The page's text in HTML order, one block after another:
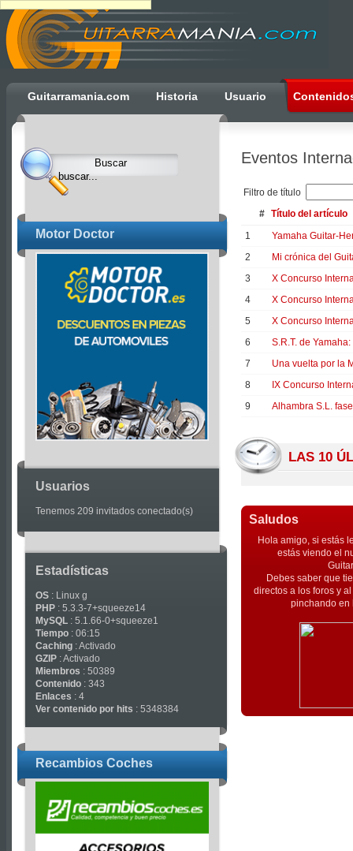
Guitarramania.com Historia Usuario
Motor Doctor
Usuarios
Tenemos 209 invitados conectado(s)
Estadísticas
OS : Linux g
PHP : 5.3.3-7+squeeze14
MySQL : 5.1.66-0+squeeze1
Tiempo : 06:15
Caching : Activado
GZIP : Activado
Miembros : 50389
Contenido : 343
Enlaces : 4
Ver contenido por hits : 5348384
Recambios Coches
Ulti
Clocks,
an
Ulti
Joomla
product
Joomla
Extensions
Joomla
Templates
Eventos
Filtro de título
# Título del artículo
1
Yamaha Guitar-
2
Mi crónica del
3
X Concurso
4
X Concurso
5
X Concurso
6
S.R.T. de
7
Una vuelta por la
8
IX Concurso
9
Alhambra S.L.
LAS 10
Saludos
Hola amigo, si estás
estás viendo el
Debes saber que
directos a los foros y
pinchando en